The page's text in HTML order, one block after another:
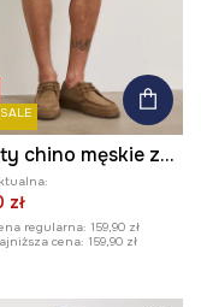
Szorty chino męskie z lnem
zł
regularna: 159,90 zł
cena: 159,90 zł